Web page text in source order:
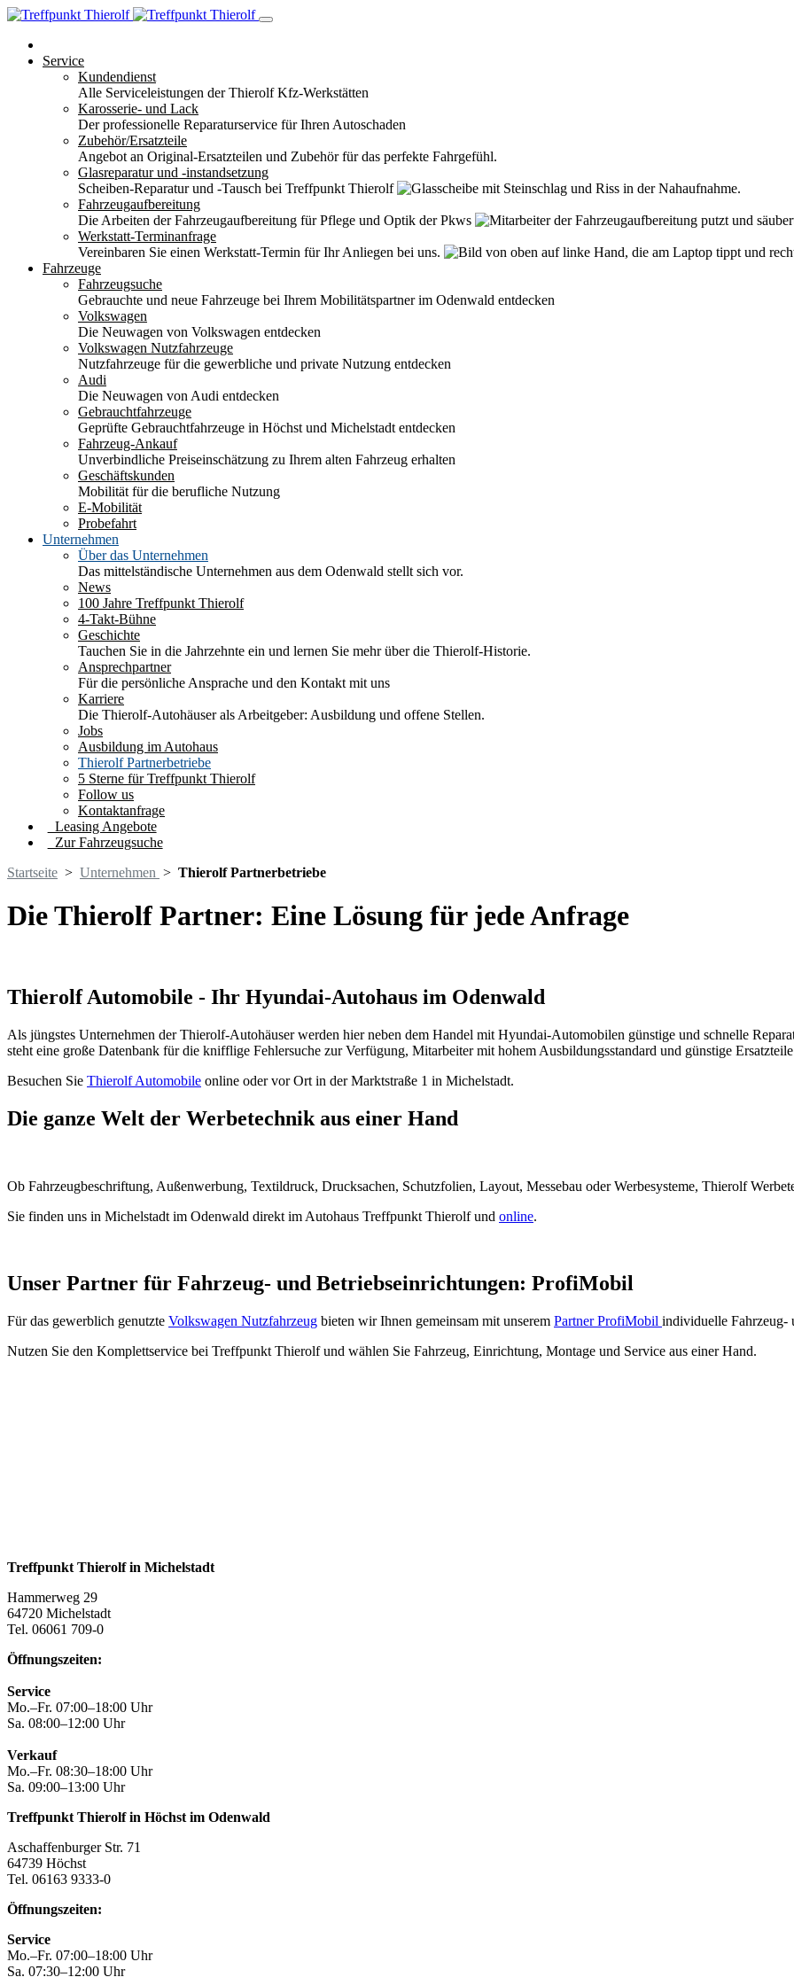
Service
Kundendienst
Alle Serviceleistungen der Thierolf Kfz-Werkstätten
Karosserie- und Lack
Der professionelle Reparaturservice für Ihren Autoschaden
Zubehör/Ersatzteile
Angebot an Original-Ersatzteilen und Zubehör für das perfekte Fahrgefühl.
Glasreparatur und -instandsetzung
Scheiben-Reparatur und -Tausch bei Treffpunkt Thierolf
Fahrzeugaufbereitung
Die Arbeiten der Fahrzeugaufbereitung für Pflege und Optik der Pkws
Werkstatt-Terminanfrage
Vereinbaren Sie einen Werkstatt-Termin für Ihr Anliegen bei uns.
Fahrzeuge
Fahrzeugsuche
Gebrauchte und neue Fahrzeuge bei Ihrem Mobilitätspartner im Odenwald entdecken
Volkswagen
Die Neuwagen von Volkswagen entdecken
Volkswagen Nutzfahrzeuge
Nutzfahrzeuge für die gewerbliche und private Nutzung entdecken
Audi
Die Neuwagen von Audi entdecken
Gebrauchtfahrzeuge
Geprüfte Gebrauchtfahrzeuge in Höchst und Michelstadt entdecken
Fahrzeug-Ankauf
Unverbindliche Preiseinschätzung zu Ihrem alten Fahrzeug erhalten
Geschäftskunden
Mobilität für die berufliche Nutzung
E-Mobilität
Probefahrt
Unternehmen
Über das Unternehmen
Das mittelständische Unternehmen aus dem Odenwald stellt sich vor.
News
100 Jahre Treffpunkt Thierolf
4-Takt-Bühne
Geschichte
Tauchen Sie in die Jahrzehnte ein und lernen Sie mehr über die Thierolf-Historie.
Ansprechpartner
Für die persönliche Ansprache und den Kontakt mit uns
Karriere
Die Thierolf-Autohäuser als Arbeitgeber: Ausbildung und offene Stellen.
Jobs
Ausbildung im Autohaus
Thierolf Partnerbetriebe
5 Sterne für Treffpunkt Thierolf
Follow us
Kontaktanfrage
Leasing Angebote
Zur Fahrzeugsuche
Startseite > Unternehmen > Thierolf Partnerbetriebe
Die Thierolf Partner: Eine Lösung für jede Anfrage
Thierolf Automobile - Ihr Hyundai-Autohaus im Odenwald
Als jüngstes Unternehmen der Thierolf-Autohäuser werden hier neben dem Handel mit Hyundai-Automobilen günstige und schnelle
steht eine große Datenbank für die knifflige Fehlersuche zur Verfügung, Mitarbeiter mit hohem Ausbildungsstandard und günstige
Besuchen Sie Thierolf Automobile online oder vor Ort in der Marktstraße 1 in Michelstadt.
Die ganze Welt der Werbetechnik aus einer Hand
Ob Fahrzeugbeschriftung, Außenwerbung, Textildruck, Drucksachen, Schutzfolien, Layout, Messebau oder Werbesysteme, Thierolf
Sie finden uns in Michelstadt im Odenwald direkt im Autohaus Treffpunkt Thierolf und online.
Unser Partner für Fahrzeug- und Betriebseinrichtungen: ProfiMobil
Für das gewerblich genutzte Volkswagen Nutzfahrzeug bieten wir Ihnen gemeinsam mit unserem Partner ProfiMobil individuelle Fahrzeug-
Nutzen Sie den Komplettservice bei Treffpunkt Thierolf und wählen Sie Fahrzeug, Einrichtung, Montage und Service aus einer Hand.
Treffpunkt Thierolf in Michelstadt
Hammerweg 29
64720 Michelstadt
Tel. 06061 709-0
Öffnungszeiten:
Service
Mo.–Fr. 07:00–18:00 Uhr
Sa. 08:00–12:00 Uhr
Verkauf
Mo.–Fr. 08:30–18:00 Uhr
Sa. 09:00–13:00 Uhr
Treffpunkt Thierolf in Höchst im Odenwald
Aschaffenburger Str. 71
64739 Höchst
Tel. 06163 9333-0
Öffnungszeiten:
Service
Mo.–Fr. 07:00–18:00 Uhr
Sa. 07:30–12:00 Uhr